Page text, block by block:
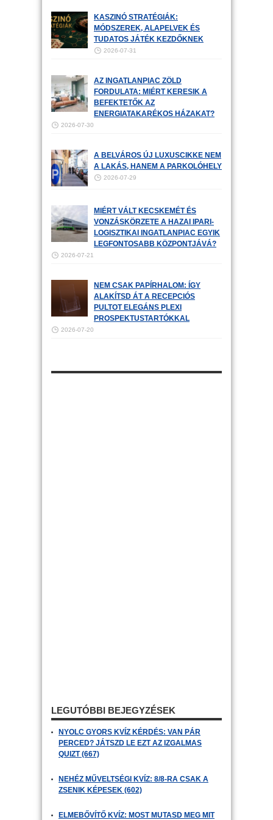
KASZINÓ STRATÉGIÁK:
MÓDSZEREK, ALAPELVEK ÉS
TUDATOS JÁTÉK KEZDŐKNEK
2026-07-31
AZ INGATLANPIAC ZÖLD
FORDULATA: MIÉRT KERESIK A
BEFEKTETŐK AZ
ENERGIATAKARÉKOS HÁZAKAT?
2026-07-30
A BELVÁROS ÚJ LUXUSCIKKE NEM
A LAKÁS, HANEM A PARKOLÓHELY
2026-07-29
MIÉRT VÁLT KECSKEMÉT ÉS
VONZÁSKÖRZETE A HAZAI IPARI-
LOGISZTIKAI INGATLANPIAC EGYIK
LEGFONTOSABB KÖZPONTJÁVÁ?
2026-07-21
NEM CSAK PAPÍRHALOM: ÍGY
ALAKÍTSD ÁT A RECEPCIÓS
PULTOT ELEGÁNS PLEXI
PROSPEKTUSTARTÓKKAL
2026-07-20
LEGUTÓBBI BEJEGYZÉSEK
NYOLC GYORS KVÍZ KÉRDÉS: VAN PÁR
PERCED? JÁTSZD LE EZT AZ IZGALMAS
QUIZT (667)
NEHÉZ MŰVELTSÉGI KVÍZ: 8/8-RA CSAK A
ZSENIK KÉPESEK (602)
ELMEBŐVÍTŐ KVÍZ: MOST MUTASD MEG MIT